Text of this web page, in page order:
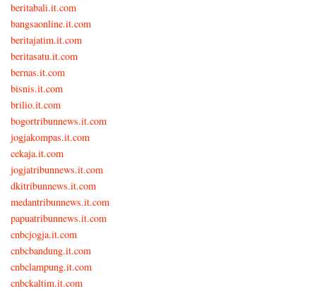
beritabali.it.com
bangsaonline.it.com
beritajatim.it.com
beritasatu.it.com
bernas.it.com
bisnis.it.com
brilio.it.com
bogortribunnews.it.com
jogjakompas.it.com
cekaja.it.com
jogjatribunnews.it.com
dkitribunnews.it.com
medantribunnews.it.com
papuatribunnews.it.com
cnbcjogja.it.com
cnbcbandung.it.com
cnbclampung.it.com
cnbckaltim.it.com